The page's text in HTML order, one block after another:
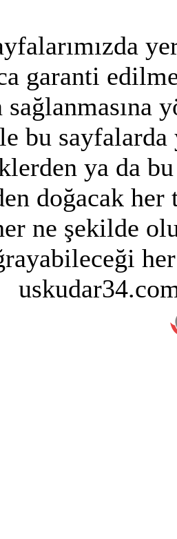
garanti
bu
ya da
doğacak
ne şekilde